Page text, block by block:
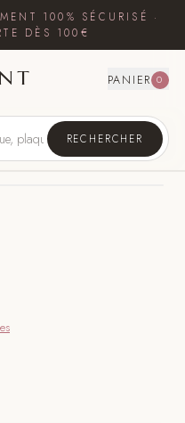
100% SÉCURISÉ ·
DÈS 100€
PANIER 0
RECHERCHER